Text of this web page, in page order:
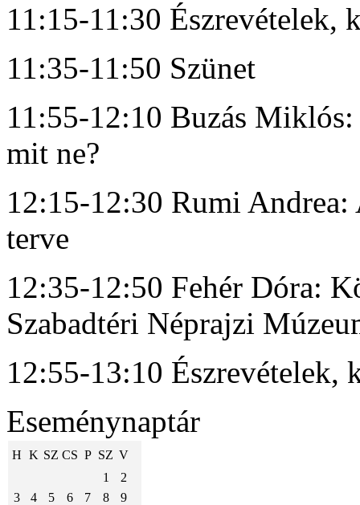
11:15-11:30 Észrevételek,
11:35-11:50 Szünet
11:55-12:10 Buzás
mit ne?
12:15-12:30 Rumi
terve
12:35-12:50 Fehér Dóra:
Szabadtéri Néprajzi
12:55-13:10 Észrevételek,
Eseménynaptár
H K SZ CS P SZ V
1
2
3
4 5 6 7 8
9